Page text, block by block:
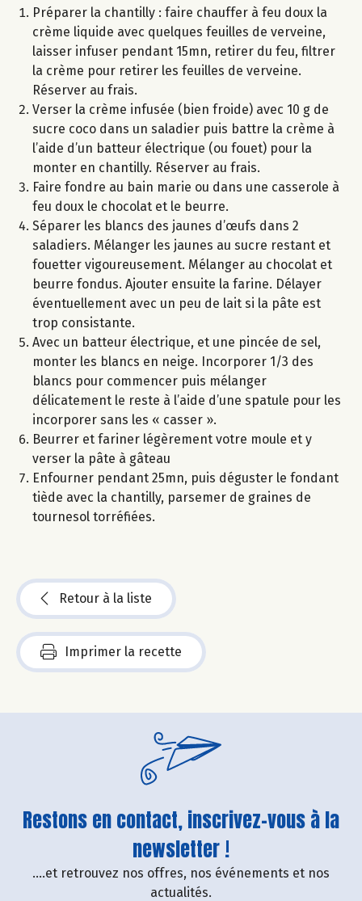
Préparer la chantilly : faire chauffer à feu doux la
crème liquide avec quelques feuilles de verveine,
laisser infuser pendant 15mn, retirer du feu, filtrer
la crème pour retirer les feuilles de verveine.
Réserver au frais.
Verser la crème infusée (bien froide) avec 10 g de
sucre coco dans un saladier puis battre la crème à
l’aide d’un batteur électrique (ou fouet) pour la
monter en chantilly. Réserver au frais.
Faire fondre au bain marie ou dans une casserole à
feu doux le chocolat et le beurre.
Séparer les blancs des jaunes d’œufs dans 2
saladiers. Mélanger les jaunes au sucre restant et
fouetter vigoureusement. Mélanger au chocolat et
beurre fondus. Ajouter ensuite la farine. Délayer
éventuellement avec un peu de lait si la pâte est
trop consistante.
Avec un batteur électrique, et une pincée de sel,
monter les blancs en neige. Incorporer 1/3 des
blancs pour commencer puis mélanger
délicatement le reste à l’aide d’une spatule pour les
incorporer sans les « casser ».
Beurrer et fariner légèrement votre moule et y
verser la pâte à gâteau
Enfourner pendant 25mn, puis déguster le fondant
tiède avec la chantilly, parsemer de graines de
tournesol torréfiées.
Retour à la liste
Imprimer la recette
Restons en contact, inscrivez-vous à la
newsletter !
....et retrouvez nos offres, nos événements et nos
actualités.